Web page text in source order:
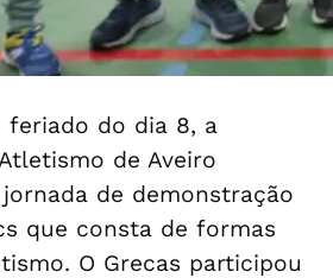
feriado do dia 8, a
de Aveiro
de demonstração
que consta de formas
O Grecas participou